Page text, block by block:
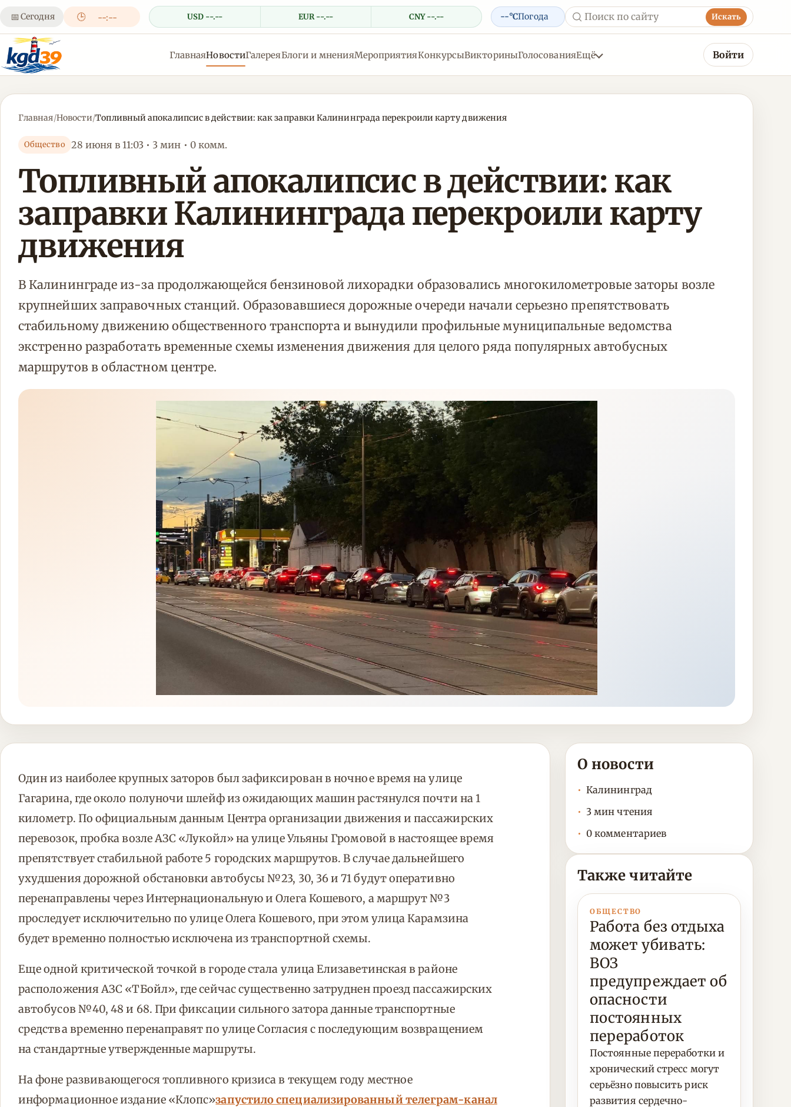
📅 Сегодня 🕒 --:-- USD --.-- EUR --.-- CNY --.-- --°CПогода Искать
ГлавнаяНовостиГалереяБлоги и мненияМероприятияКонкурсыВикториныГолосованияЕщё Войти
Главная/Новости/Топливный апокалипсис в действии: как заправки Калининграда перекроили карту движения
Общество 28 июня в 11:03 • 3 мин • 0 комм.
Топливный апокалипсис в действии: как
заправки Калининграда перекроили карту
движения
В Калининграде из-за продолжающейся бензиновой лихорадки образовались многокилометровые заторы возле
крупнейших заправочных станций. Образовавшиеся дорожные очереди начали серьезно препятствовать
стабильному движению общественного транспорта и вынудили профильные муниципальные ведомства
экстренно разработать временные схемы изменения движения для целого ряда популярных автобусных
маршрутов в областном центре.
Один из наиболее крупных заторов был зафиксирован в ночное время на улице
Гагарина, где около полуночи шлейф из ожидающих машин растянулся почти на 1
километр. По официальным данным Центра организации движения и пассажирских
перевозок, пробка возле АЗС «Лукойл» на улице Ульяны Громовой в настоящее время
препятствует стабильной работе 5 городских маршрутов. В случае дальнейшего
ухудшения дорожной обстановки автобусы №23, 30, 36 и 71 будут оперативно
перенаправлены через Интернациональную и Олега Кошевого, а маршрут №3
проследует исключительно по улице Олега Кошевого, при этом улица Карамзина
будет временно полностью исключена из транспортной схемы.
Еще одной критической точкой в городе стала улица Елизаветинская в районе
расположения АЗС «ТБойл», где сейчас существенно затруднен проезд пассажирских
автобусов №40, 48 и 68. При фиксации сильного затора данные транспортные
средства временно перенаправят по улице Согласия с последующим возвращением
на стандартные утвержденные маршруты.
На фоне развивающегося топливного кризиса в текущем году местное
информационное издание «Клопс»запустило специализированный телеграм-канал
О новости
Калининград
3 мин чтения
0 комментариев
Также читайте
ОБЩЕСТВО
Работа без отдыха
может убивать:
ВОЗ
предупреждает об
опасности
постоянных
переработок
Постоянные переработки и
хронический стресс могут
серьёзно повысить риск
развития сердечно-